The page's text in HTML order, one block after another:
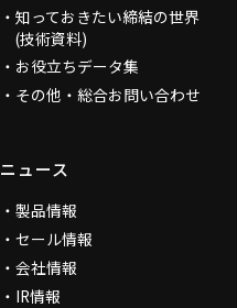
知っておきたい締結の世界
(技術資料)
お役立ちデータ集
その他・総合お問い合わせ
ニュース
製品情報
セール情報
会社情報
IR情報